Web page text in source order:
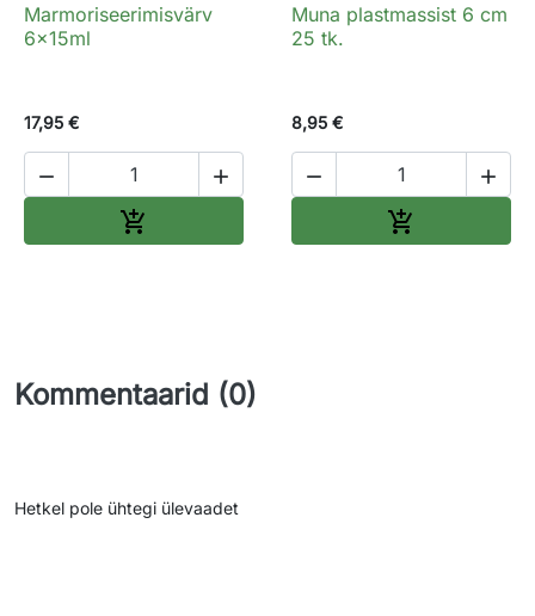
Marmoriseerimisvärv
6x15ml
17,95 €
 

Muna plastmassist 6 cm
25 tk.
8,95 €
 

Kommentaarid (0)
Hetkel pole ühtegi ülevaadet